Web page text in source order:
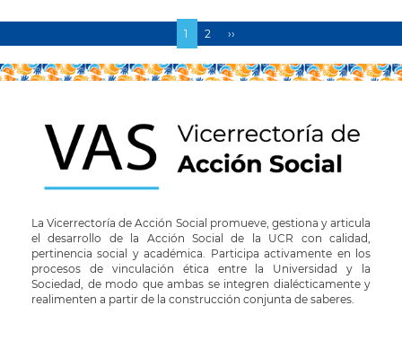
Página
actual
1 Page
2
Siguiente
página
››
La Vicerrectoría de Acción Social promueve, gestiona y articula
el desarrollo de la Acción Social de la UCR con calidad,
pertinencia social y académica. Participa activamente en los
procesos de vinculación ética entre la Universidad y la
Sociedad, de modo que ambas se integren dialécticamente y
realimenten a partir de la construcción conjunta de saberes.